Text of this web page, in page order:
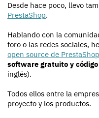
Desde hace poco, llevo
PrestaShop.
Hablando con la
foro o las redes sociales,
open source de PrestaShop
software gratuito y
inglés).
Todos ellos entre la
proyecto y los productos.